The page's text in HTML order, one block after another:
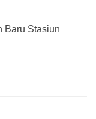
Baru Stasiun